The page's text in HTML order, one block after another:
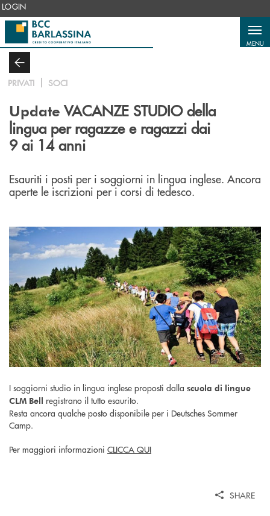
Salta al contenuto principale
LOGIN
MENU
PRIVATI SOCI
UpdateVACANZE STUDIO della
lingua per ragazze e ragazzi dai
9 ai 14 anni
Esauriti i posti per i soggiorni in lingua inglese. Ancora
aperte le iscrizioni per i corsi di tedesco.
I soggiorni studio in lingua inglese proposti dalla scuola di lingue
CLM Bell registrano il tutto esaurito.
Resta ancora qualche posto disponibile per i Deutsches Sommer
Camp.
Per maggiori informazioni CLICCA QUI
SHARE